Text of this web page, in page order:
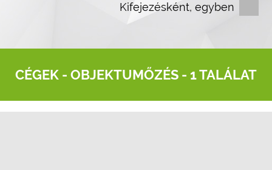
Kifejezésként, egyben
CÉGEK - OBJEKTUMŐZÉS - 1 TALÁLAT